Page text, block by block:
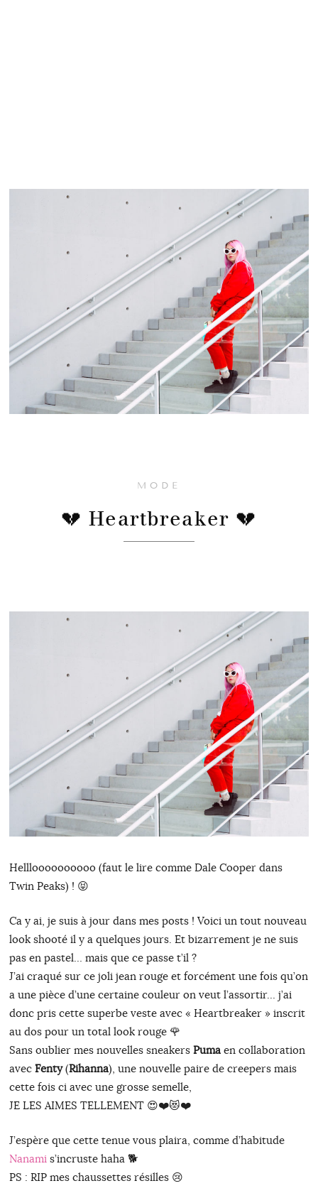
MODE
💔 Heartbreaker 💔
Hellloooooooooo (faut le lire comme Dale Cooper dans
Twin Peaks) ! 😝
Ca y ai, je suis à jour dans mes posts ! Voici un tout nouveau
look shooté il y a quelques jours. Et bizarrement je ne suis
pas en pastel… mais que ce passe t’il ?
J’ai craqué sur ce joli jean rouge et forcément une fois qu’on
a une pièce d’une certaine couleur on veut l’assortir… j’ai
donc pris cette superbe veste avec « Heartbreaker » inscrit
au dos pour un total look rouge 🌹
Sans oublier mes nouvelles sneakers Pumaen collaboration
avec Fenty(Rihanna), une nouvelle paire de creepers mais
cette fois ci avec une grosse semelle,
JE LES AIMES TELLEMENT 😍❤️😻❤️
J’espère que cette tenue vous plaira, comme d’habitude
Nanamis’incruste haha 🐕
PS : RIP mes chaussettes résilles 😢